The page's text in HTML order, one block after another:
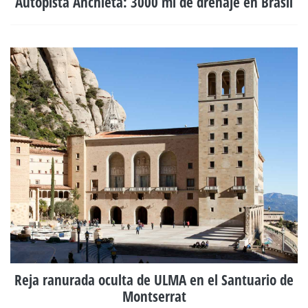
Reja ranurada oculta de ULMA en el Santuario de
Montserrat